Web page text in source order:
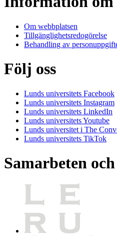
Om webbplatsen
Tillgänglighetsredogörelse
Behandling av
Följ oss
Lunds universitets Facebook
Lunds universitets Instagram
Lunds universitets LinkedIn
Lunds universitets Youtube
Lunds universitet i The
Lunds universitets TikTok
Samarbeten